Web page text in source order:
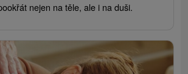
nejen na těle, ale i na duši.